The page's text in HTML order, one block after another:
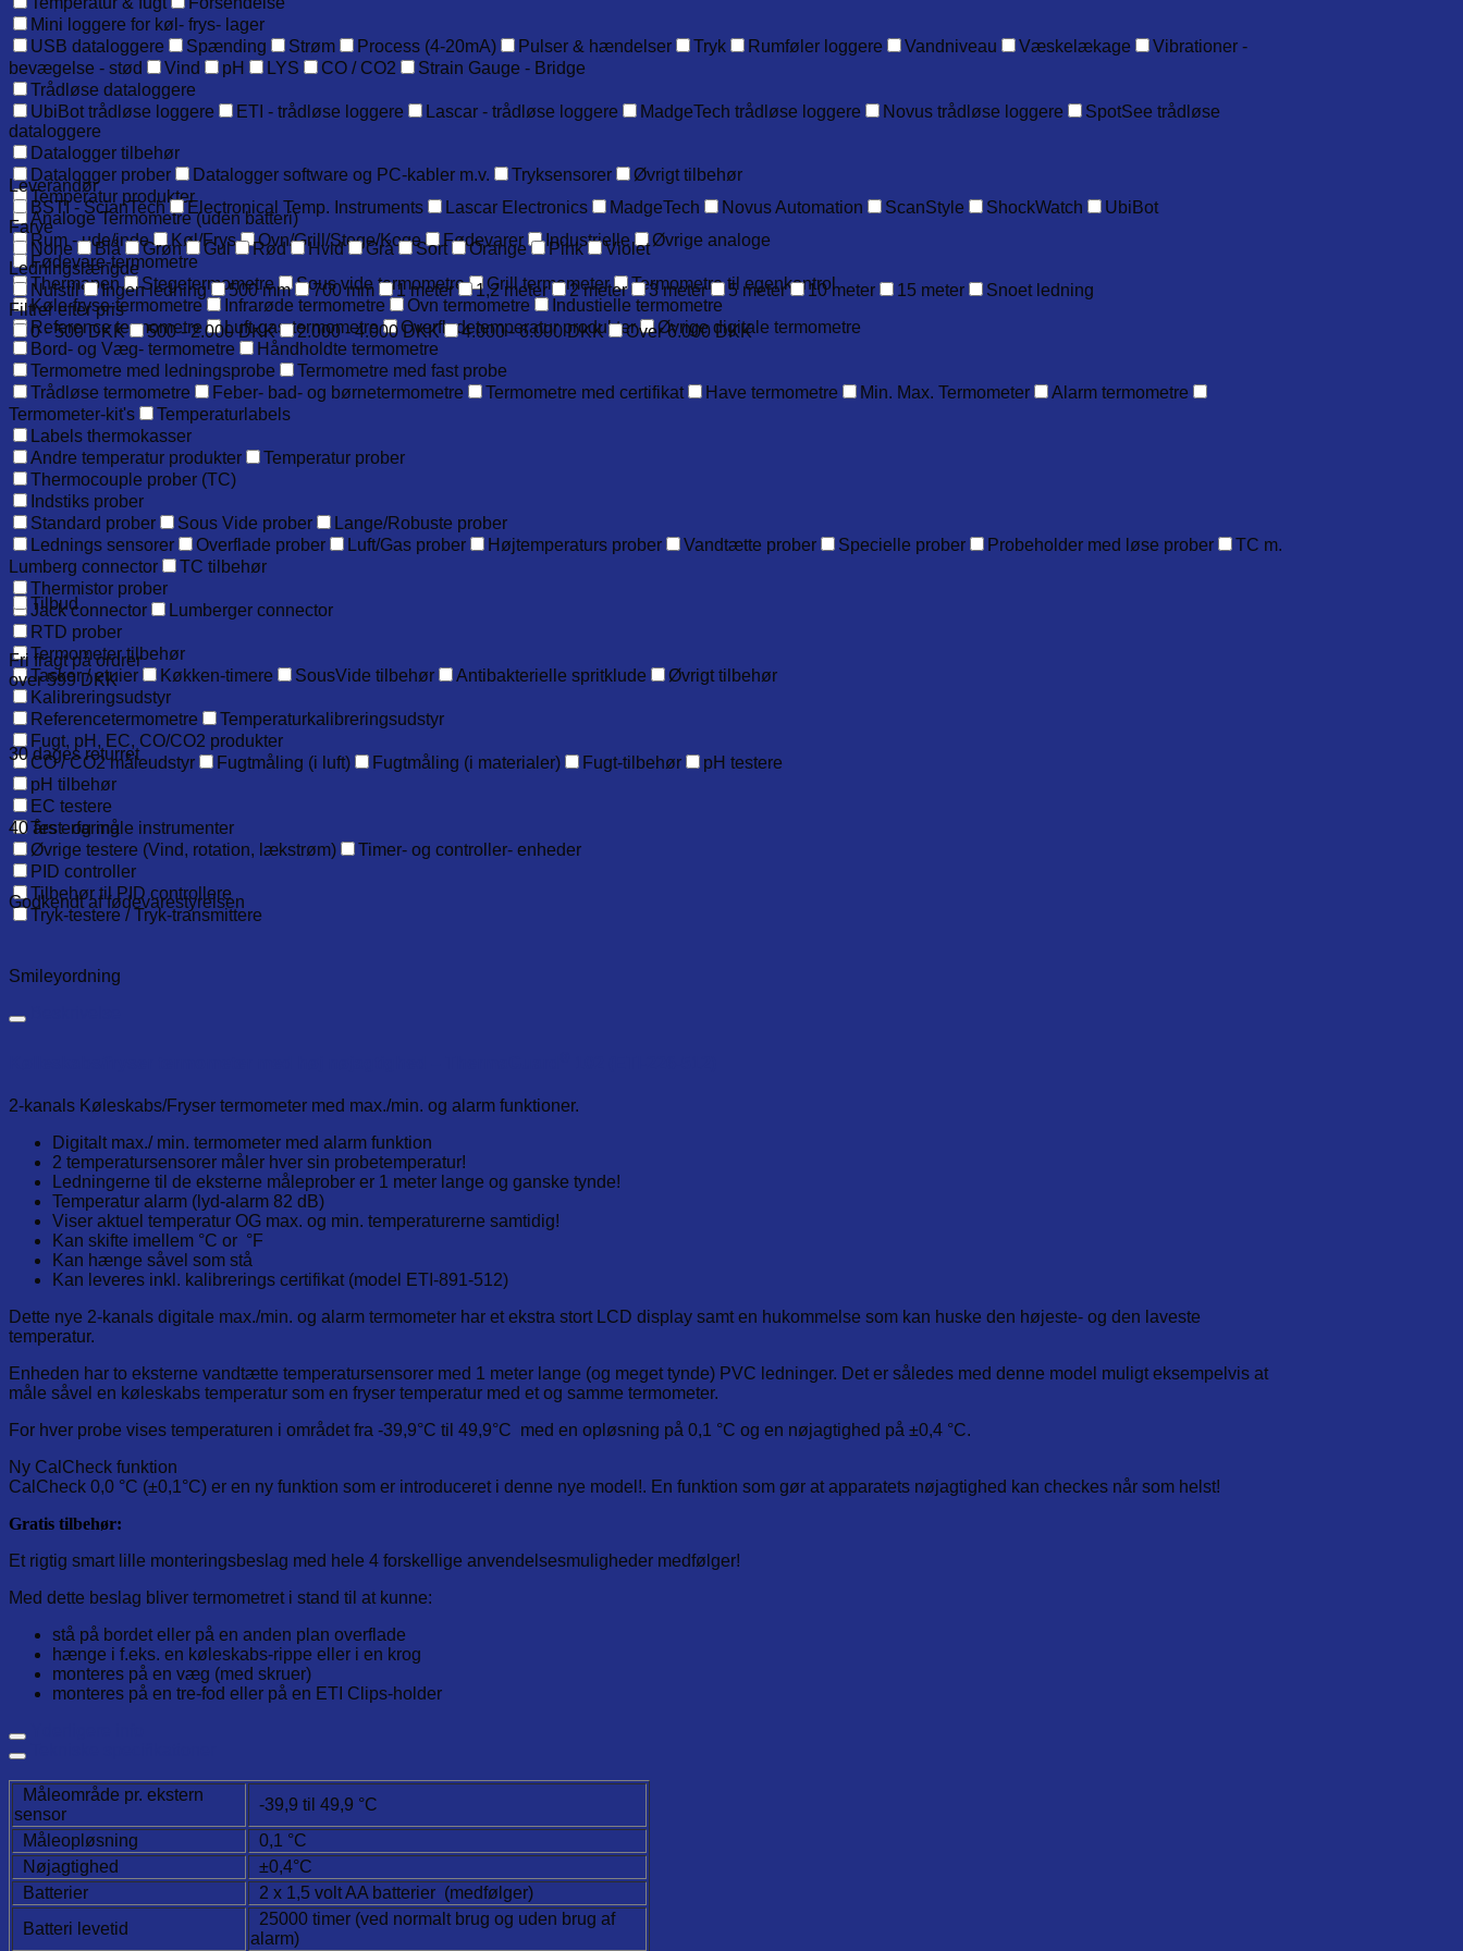
Mini loggere for køl- frys- lager
USB dataloggere
Spænding Strøm Process (4-20mA) Pulser & hændelser Tryk Rumføler loggere Vandniveau Væskelækage
Vibrationer -
bevægelse - stød
Vind pH LYS CO / CO2
Strain Gauge - Bridge
Trådløse dataloggere
UbiBot trådløse loggere
ETI - trådløse loggere Lascar - trådløse loggere MadgeTech trådløse loggere Novus trådløse loggere
SpotSee trådløse
dataloggere
Datalogger tilbehør
Datalogger prober
Datalogger software og PC-kabler m.v. Tryksensorer
Øvrigt tilbehør
Temperatur produkter
Analoge Termometre (uden batteri)
Rum - ude/inde
Køl/Frys Ovn/Grill/Stege/Koge Fødevarer Industrielle
Øvrige analoge
Fødevare-termometre
Thermapen
Stegetermometre Sous vide termometre Grill termometer
Termometre til egenkontrol
Køle-fryse-termometre
Infrarøde termometre Ovn termometre
Industielle termometre
Reference termometre
Luft-gas-termometre Overfladetemperatur produkter
Øvrige digitale termometre
Bord- og Væg- termometre
Håndholdte termometre
Termometre med ledningsprobe
Termometre med fast probe
Trådløse termometre
Feber- bad- og børnetermometre Termometre med certifikat Have termometre Min. Max. Termometer
Alarm termometre
Termometer-kit's
Temperaturlabels
Labels thermokasser
Andre temperatur produkter
Temperatur prober
Thermocouple prober (TC)
Indstiks prober
Standard prober
Sous Vide prober
Lange/Robuste prober
Lednings sensorer
Overflade prober Luft/Gas prober Højtemperaturs prober Vandtætte prober Specielle prober Probeholder med løse prober
TC m.
Lumberg connector
TC tilbehør
Thermistor prober
Jack connector
Lumberger connector
RTD prober
Termometer tilbehør
Tasker / etuier
Køkken-timere SousVide tilbehør Antibakterielle spritklude
Øvrigt tilbehør
Kalibreringsudstyr
Referencetermometre
Temperaturkalibreringsudstyr
Fugt, pH, EC, CO/CO2 produkter
CO / CO2 måleudstyr
Fugtmåling (i luft) Fugtmåling (i materialer) Fugt-tilbehør
pH testere
pH tilbehør
EC testere
Test- og måle instrumenter
Øvrige testere (Vind, rotation, lækstrøm)
Timer- og controller- enheder
PID controller
Tilbehør til PID controllere
Tryk-testere / Tryk-transmittere
Leverandør
BSTI - ScianTech
Electronical Temp. Instruments Lascar Electronics MadgeTech Novus Automation ScanStyle ShockWatch
UbiBot
Farve
None
Blå Grøn Gul Rød Hvid Grå Sort Orange Pink
Violet
Ledningslængde
Nulstil
Ingen ledning 500 mm 700 mm 1 meter 1,2 meter 2 meter 3 meter 5 meter 10 meter 15 meter
Snoet ledning
Filtrer efter pris
0 - 500 DKK
500 - 2.000 DKK 2.000 - 4.000 DKK 4.000 - 6.000 DKK Over 6.000 DKK
Tilbud
Fri fragt på ordrer
over 599 DKK
30 dages returret
40 års erfaring
Godkendt af fødevarestyrelsen
Smileyordning
2-kanals Køleskabs/Fryser termometer med max./min. og alarm funktioner.
Digitalt max./ min. termometer med alarm funktion
2 temperatursensorer måler hver sin probetemperatur!
Ledningerne til de eksterne måleprober er 1 meter lange og ganske tynde!
Temperatur alarm (lyd-alarm 82 dB)
Viser aktuel temperatur OG max. og min. temperaturerne samtidig!
Kan skifte imellem °C or °F
Kan hænge såvel som stå
Kan leveres inkl. kalibrerings certifikat (model ETI-891-512)
Dette nye 2-kanals digitale max./min. og alarm termometer har et ekstra stort LCD display samt en hukommelse som kan huske den højeste- og den laveste
temperatur.
Enheden har to eksterne vandtætte temperatursensorer med 1 meter lange (og meget tynde) PVC ledninger. Det er således med denne model muligt eksempelvis at
måle såvel en køleskabs temperatur som en fryser temperatur med et og samme termometer.
For hver probe vises temperaturen i området fra -39,9°C til 49,9°C med en opløsning på 0,1 °C og en nøjagtighed på ±0,4 °C.
Ny CalCheck funktion
CalCheck 0,0 °C (±0,1°C) er en ny funktion som er introduceret i denne nye model!. En funktion som gør at apparatets nøjagtighed kan checkes når som helst!
Gratis tilbehør:
Et rigtig smart lille monteringsbeslag med hele 4 forskellige anvendelsesmuligheder medfølger!
Med dette beslag bliver termometret i stand til at kunne:
stå på bordet eller på en anden plan overflade
hænge i f.eks. en køleskabs-rippe eller i en krog
monteres på en væg (med skruer)
monteres på en tre-fod eller på en ETI Clips-holder
Måleområde pr. ekstern
sensor
-39,9 til 49,9 °C
Måleopløsning
0,1 °C
Nøjagtighed
±0,4°C
Batterier
2 x 1,5 volt AA batterier (medfølger)
Batteri levetid
25000 timer (ved normalt brug og uden brug af
alarm)